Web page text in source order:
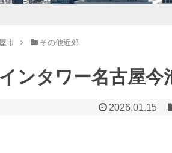
市 その他近郊
ンタワー名古屋今
2026.01.15